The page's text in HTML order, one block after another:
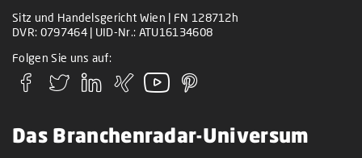
Sitz und Handelsgericht Wien | FN 128712h
DVR: 0797464 | UID-Nr.: ATU16134608
Folgen Sie uns auf:
Das Branchenradar-Universum